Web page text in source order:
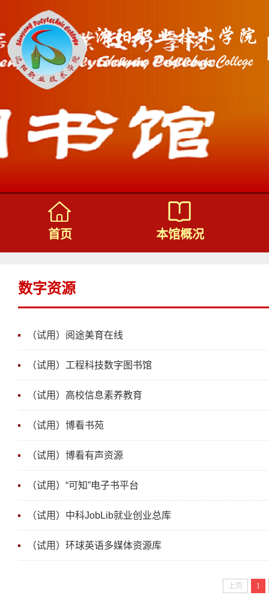
首页 本馆概况
数字资源
（试用）阅途美育在线
（试用）工程科技数字图书馆
（试用）高校信息素养教育
（试用）博看书苑
（试用）博看有声资源
（试用）“可知”电子书平台
（试用）中科JobLib就业创业总库
（试用）环球英语多媒体资源库
上页 1